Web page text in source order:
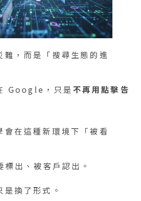
難，而是「搜尋生態的進
Google，只是不再用點擊告
會在這種新環境下「被看
出、被客戶認出。
換了形式。